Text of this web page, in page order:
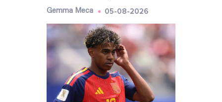
Gemma Meca 05-08-2026